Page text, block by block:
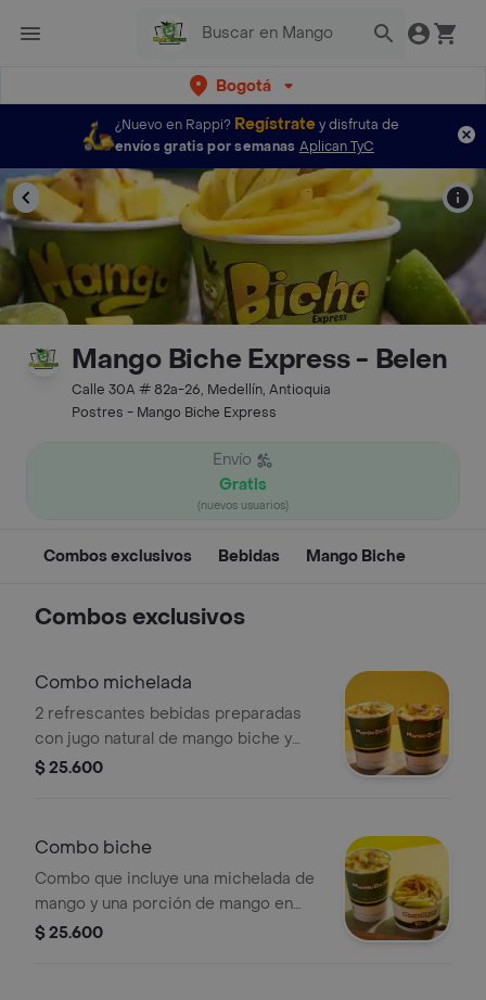
Bogotá
¿Nuevo en Rappi? Regístratey disfruta de
envíos gratis por semanas Aplican TyC
Mango Biche Express - Belen
Calle 30A # 82a-26, Medellín, Antioquia
Postres - Mango Biche Express
Envío
Gratis
(nuevos usuarios)
Combos exclusivos Bebidas Mango Biche
Combos exclusivos
Combo michelada
2 refrescantes bebidas preparadas
con jugo natural de mango biche y
trozos de mango fresco. Incluye
resalta su sabor ácido, salado y
para los amantes del verdadero
mango biche.
$ 25.600
Combo biche
Combo que incluye una michelada de
mango y una porción de mango en
tiras. con sal ,limón ,tajín y pimienta o
$ 25.600